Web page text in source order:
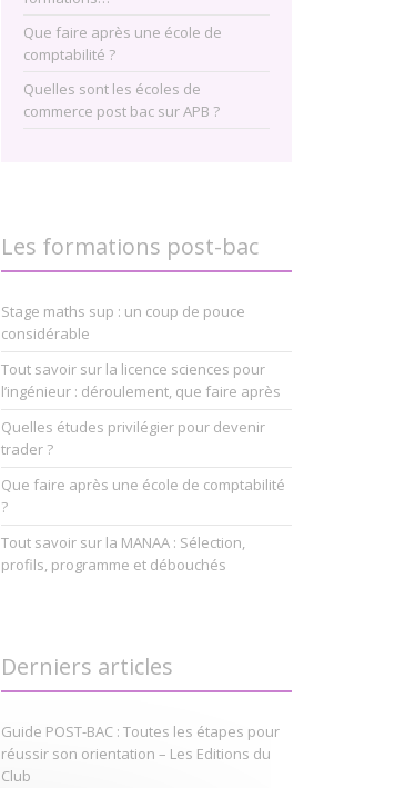
Que faire après une école de
comptabilité ?
Quelles sont les écoles de
commerce post bac sur APB ?
Les formations post-bac
Stage maths sup : un coup de pouce
considérable
Tout savoir sur la licence sciences pour
l’ingénieur : déroulement, que faire après
Quelles études privilégier pour devenir
trader ?
Que faire après une école de comptabilité
?
Tout savoir sur la MANAA : Sélection,
profils, programme et débouchés
Derniers articles
Guide POST-BAC : Toutes les étapes pour
réussir son orientation – Les Editions du
Club